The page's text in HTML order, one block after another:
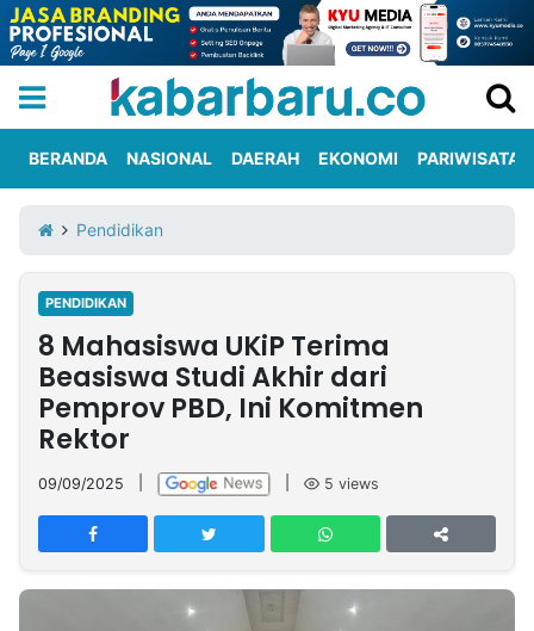
Iklan
Berita
Kami
Nasional
International
Olahraga
Entertainment
Daerah
Pariwisata
Kuliner
Kolom
Network
PT
TREETAN
MULTIMEDIA
INDONESIA
BERANDA NASIONAL DAERAH EKONOMI PARIWISATA
Pendidikan
PENDIDIKAN
8 Mahasiswa UKiP Terima
Beasiswa Studi Akhir dari
Pemprov PBD, Ini Komitmen
Rektor
09/09/2025 5 views